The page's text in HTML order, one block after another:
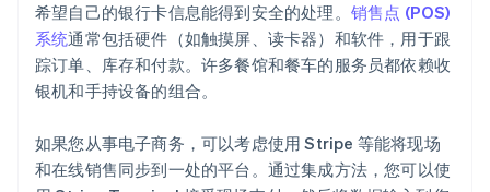
希望自己的银行卡信息能得到安全的处理。 销售点 (POS)
系统通常包括硬件（如触摸屏、读卡器）和软件，用于跟
踪订单、库存和付款。许多餐馆和餐车的服务员都依赖收
银机和手持设备的组合。
如果您从事电子商务，可以考虑使用 Stripe 等能将现场
和在线销售同步到一处的平台。通过集成方法，您可以使